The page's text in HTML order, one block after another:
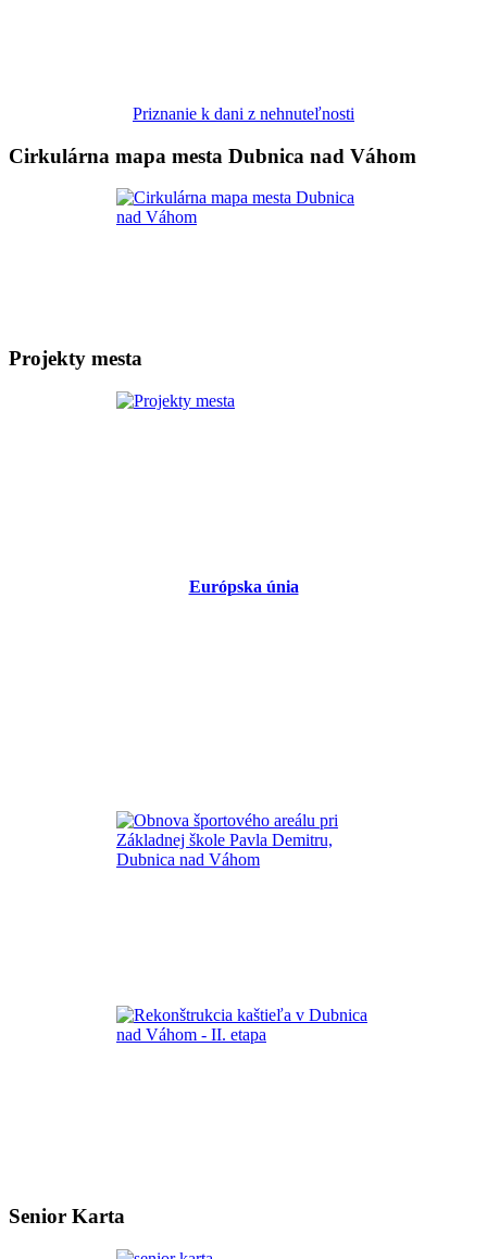
Priznanie k dani z nehnuteľnosti
Cirkulárna mapa mesta Dubnica nad Váhom
Projekty mesta
Európska únia
Senior Karta